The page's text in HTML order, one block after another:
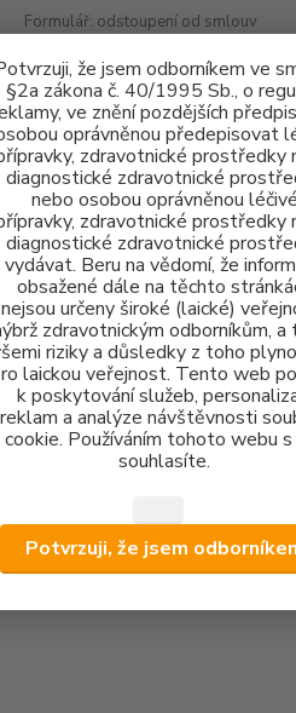
že jsem odborníkem ve
§2a zákona č. 40/1995 Sb., o
ve znění pozdějších
oprávněnou předepisovat
zdravotnické prostředky
diagnostické zdravotnické
nebo osobou oprávněnou léčivé
zdravotnické prostředky
diagnostické zdravotnické
vydávat. Beru na vědomí, že
obsažené dále na těchto
nejsou určeny široké (laické)
zdravotnickým odborníkům, a
riziky a důsledky z toho
laickou veřejnost. Tento web
k poskytování služeb,
reklam a analýze návštěvnosti
cookie. Používáním tohoto webu
souhlasíte.
Potvrzuji, že jsem
Formulář: odstoupení od smlouv
Hledat
NSK Varios Combi Pro + Perio set
Combi Pro +